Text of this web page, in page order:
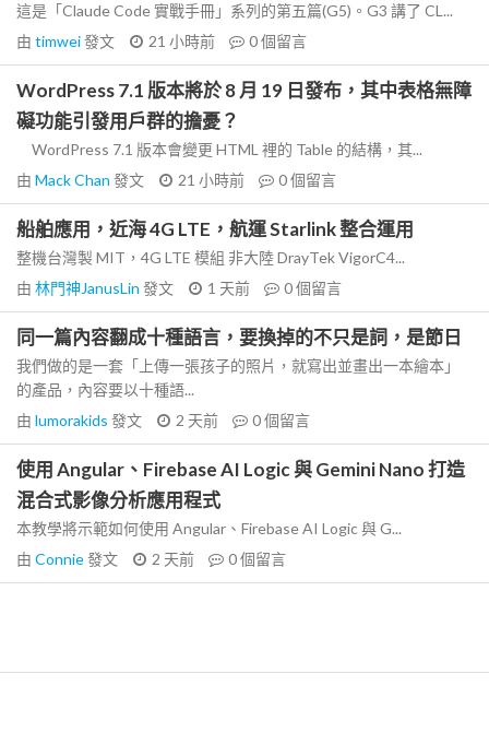
這是「Claude Code 實戰手冊」系列的第五篇(G5)。G3 講了 CL...
由 timwei發文 21 小時前 0個留言
WordPress 7.1 版本將於 8 月 19 日發布，其中表格無障
礙功能引發用戶群的擔憂？
WordPress 7.1 版本會變更 HTML 裡的 Table 的結構，其...
由 Mack Chan 發文 21 小時前 0個留言
船舶應用，近海 4G LTE，航運 Starlink 整合運用
整機台灣製 MIT，4G LTE 模組 非大陸 DrayTek VigorC4...
由 林門神JanusLin 發文 1 天前 0個留言
同一篇內容翻成十種語言，要換掉的不只是詞，是節日
我們做的是一套「上傳一張孩子的照片，就寫出並畫出一本繪本」
的產品，內容要以十種語...
由 lumorakids 發文 2 天前 0個留言
使用 Angular、Firebase AI Logic 與 Gemini Nano 打造
混合式影像分析應用程式
本教學將示範如何使用 Angular、Firebase AI Logic 與 G...
由 Connie發文 2 天前 0個留言